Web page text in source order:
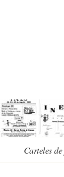
Carteles